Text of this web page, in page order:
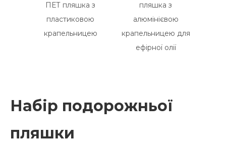
ПЕТ пляшка з
пластиковою
крапельницею
пляшка з
алюмінієвою
крапельницею для
ефірної олії
Набір подорожньої
пляшки